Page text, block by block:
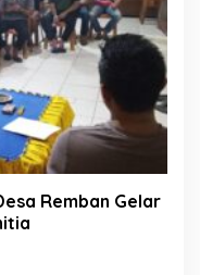
Remban Gelar